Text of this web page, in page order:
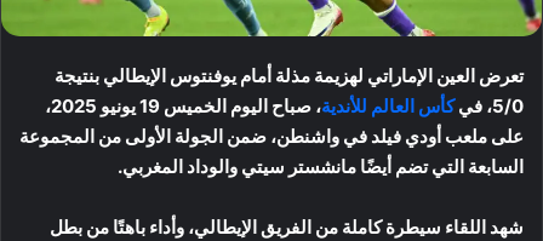
تعرض العين الإماراتي لهزيمة مذلة أمام يوفنتوس الإيطالي بنتيجة
5/0، في
كأس العالم للأندية
، صباح اليوم الخميس 19 يونيو 2025،
على ملعب أودي فيلد في واشنطن، ضمن الجولة الأولى من المجموعة
السابعة التي تضم أيضًا مانشستر سيتي والوداد المغربي.
شهد اللقاء سيطرة كاملة من الفريق الإيطالي، وأداء باهتًا من بطل